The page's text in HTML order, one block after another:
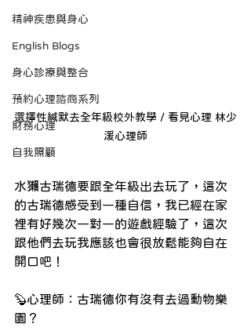
精神疾患與身心
English Blogs
身心診療與整合
預約心理諮商系列
財務心理
自我照顧
選擇性緘默去全年級校外教學 / 看見心理 林少
湲心理師
水獺古瑞德要跟全年級出去玩了，這次
的古瑞德感受到一種自信，我已經在家
裡有好幾次一對一的遊戲經驗了，這次
跟他們去玩我應該也會很放鬆能夠自在
開口吧！
🦫心理師：古瑞德你有沒有去過動物樂
園？